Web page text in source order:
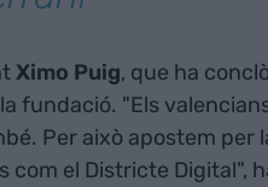
Ximo Puig, que ha
fundació. "Els
Per això apostem per
com el Districte Digital",